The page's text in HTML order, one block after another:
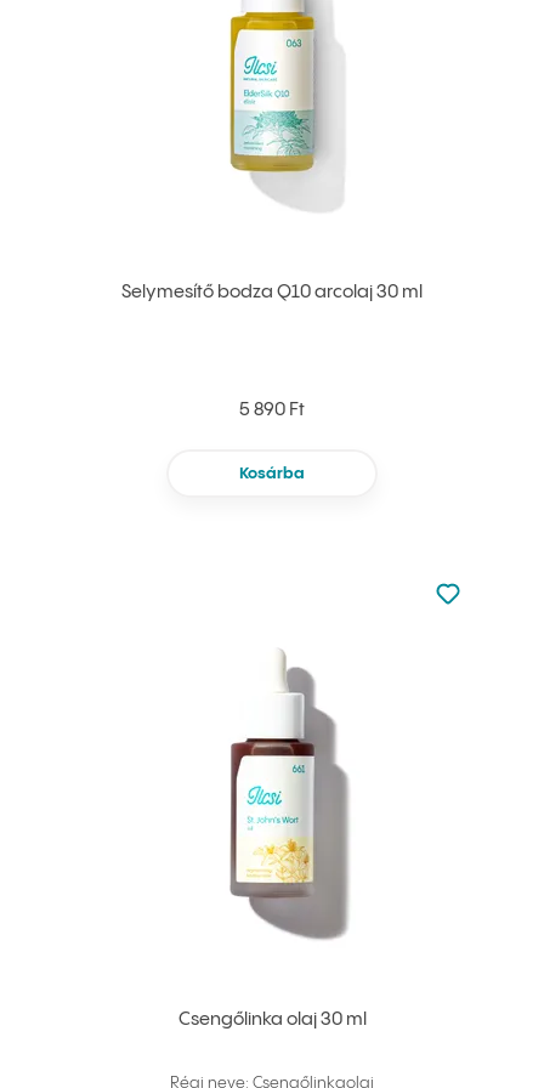
Selymesítő bodza Q10 arcolaj 30 ml
5 890 Ft
Kosárba
Csengőlinka olaj 30 ml
Régi neve: Csengőlinkaolaj
Nincsen
Hozzáadás